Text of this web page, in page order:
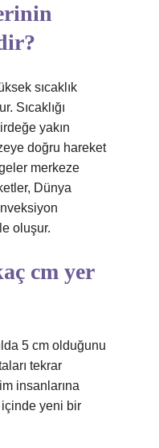
sıcaklık
Sıcaklığı
yakın
doğru hareket
merkeze
Dünya
oluşur.
cm yer
5 cm olduğunu
tekrar
insanlarına
içinde yeni bir